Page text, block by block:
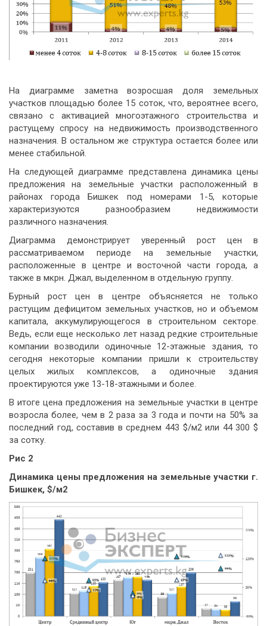
На диаграмме заметна возросшая доля земельных
участков площадью более 15 соток, что, вероятнее всего,
связано с активацией многоэтажного строительства и
растущему спросу на недвижимость производственного
назначения. В остальном же структура остается более или
менее стабильной.
На следующей диаграмме представлена динамика цены
предложения на земельные участки расположенный в
районах города Бишкек под номерами 1-5, которые
характеризуются разнообразием недвижимости
различного назначения.
Диаграмма демонстрирует уверенный рост цен в
рассматриваемом периоде на земельные участки,
расположенные в центре и восточной части города, а
также в мкрн. Джал, выделенном в отдельную группу.
Бурный рост цен в центре объясняется не только
растущим дефицитом земельных участков, но и объемом
капитала, аккумулирующегося в строительном секторе.
Ведь, если еще несколько лет назад редкие строительные
компании возводили одиночные 12-этажные здания, то
сегодня некоторые компании пришли к строительству
целых жилых комплексов, а одиночные здания
проектируются уже 13-18-этажными и более.
В итоге цена предложения на земельные участки в центре
возросла более, чем в 2 раза за 3 года и почти на 50% за
последний год, составив в среднем 443 $/м2 или 44 300 $
за сотку.
Рис 2
Динамика цены предложения на земельные участки г.
Бишкек, $/м2